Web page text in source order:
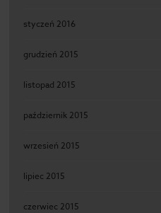
styczeń 2016
grudzień 2015
listopad 2015
październik 2015
wrzesień 2015
lipiec 2015
czerwiec 2015